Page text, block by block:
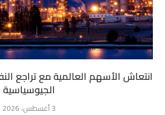
انتعاش الأسهم العالمية مع تراجع
الجيوسياسية
3 أغسطس، 2026